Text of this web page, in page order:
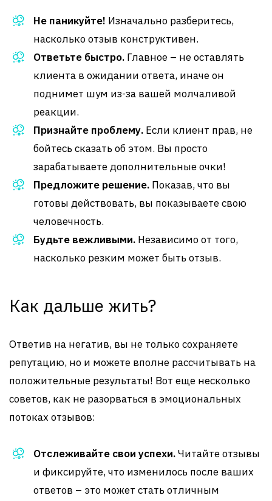
Не паникуйте! Изначально разберитесь,
насколько отзыв конструктивен.
Ответьте быстро. Главное – не оставлять
клиента в ожидании ответа, иначе он
поднимет шум из-за вашей молчаливой
реакции.
Признайте проблему. Если клиент прав, не
бойтесь сказать об этом. Вы просто
зарабатываете дополнительные очки!
Предложите решение. Показав, что вы
готовы действовать, вы показываете свою
человечность.
Будьте вежливыми. Независимо от того,
насколько резким может быть отзыв.
Как дальше жить?
Ответив на негатив, вы не только сохраняете
репутацию, но и можете вполне рассчитывать на
положительные результаты! Вот еще несколько
советов, как не разорваться в эмоциональных
потоках отзывов:
Отслеживайте свои успехи.Читайте отзывы
и фиксируйте, что изменилось после ваших
ответов – это может стать отличным